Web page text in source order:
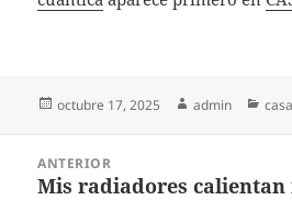
Publicado
octubre 17, 2025 Autor
admin
ANTERIOR
Entrada
Mis radiadores calientan